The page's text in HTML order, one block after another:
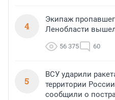
4
Экипаж
Ленобласти
56 375 60
5
ВСУ ударили
территории
сообщили о